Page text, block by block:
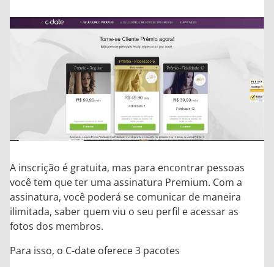
A inscrição é gratuita, mas para encontrar pessoas
você tem que ter uma assinatura Premium. Com a
assinatura, você poderá se comunicar de maneira
ilimitada, saber quem viu o seu perfil e acessar as
fotos dos membros.
Para isso, o C-date oferece 3 pacotes